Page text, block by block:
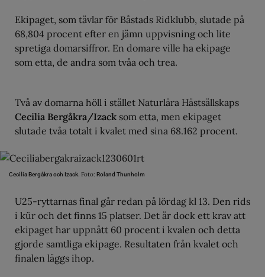
Ekipaget, som tävlar för Båstads Ridklubb, slutade på
68,804 procent efter en jämn uppvisning och lite
spretiga domarsiffror. En domare ville ha ekipage
som etta, de andra som tvåa och trea.
Två av domarna höll i stället Naturlära Hästsällskaps
Cecilia Bergåkra/Izack som etta, men ekipaget
slutade tvåa totalt i kvalet med sina 68.162 procent.
Cecilia Bergåkra och Izack. Foto: Roland Thunholm
U25-ryttarnas final går redan på lördag kl 13. Den rids
i kür och det finns 15 platser. Det är dock ett krav att
ekipaget har uppnått 60 procent i kvalen och detta
gjorde samtliga ekipage. Resultaten från kvalet och
finalen läggs ihop.